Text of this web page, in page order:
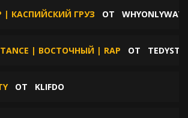
| КАСПИЙСКИЙ ГРУЗ ОТ WHYONLYWAY
| ВОСТОЧНЫЙ | RAP ОТ
ОТ KLIFDO